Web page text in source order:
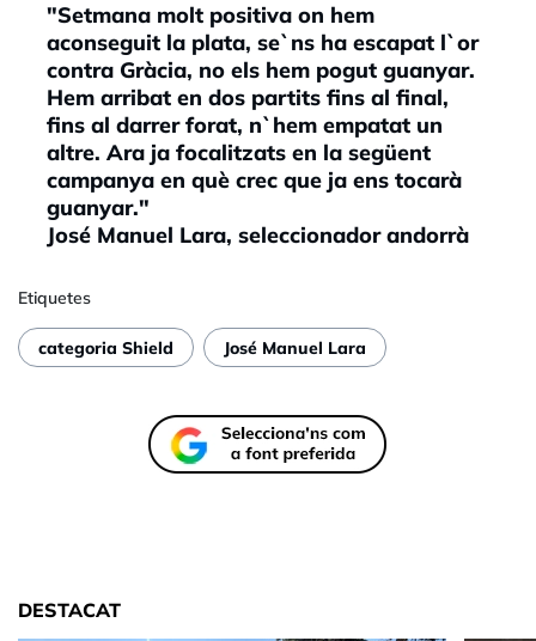
"Setmana molt positiva on hem
aconseguit la plata, se`ns ha escapat l`or
contra Gràcia, no els hem pogut guanyar.
Hem arribat en dos partits fins al final,
fins al darrer forat, n`hem empatat un
altre. Ara ja focalitzats en la següent
campanya en què crec que ja ens tocarà
guanyar."
José Manuel Lara, seleccionador andorrà
Etiquetes
categoria Shield José Manuel Lara
DESTACAT